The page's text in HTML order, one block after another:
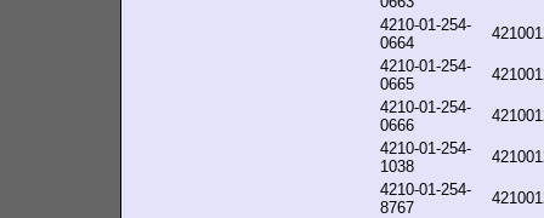
4210-01-254-
0664
4210-01-254-
0665
4210-01-254-
0666
4210-01-254-
1038
4210-01-254-
8767